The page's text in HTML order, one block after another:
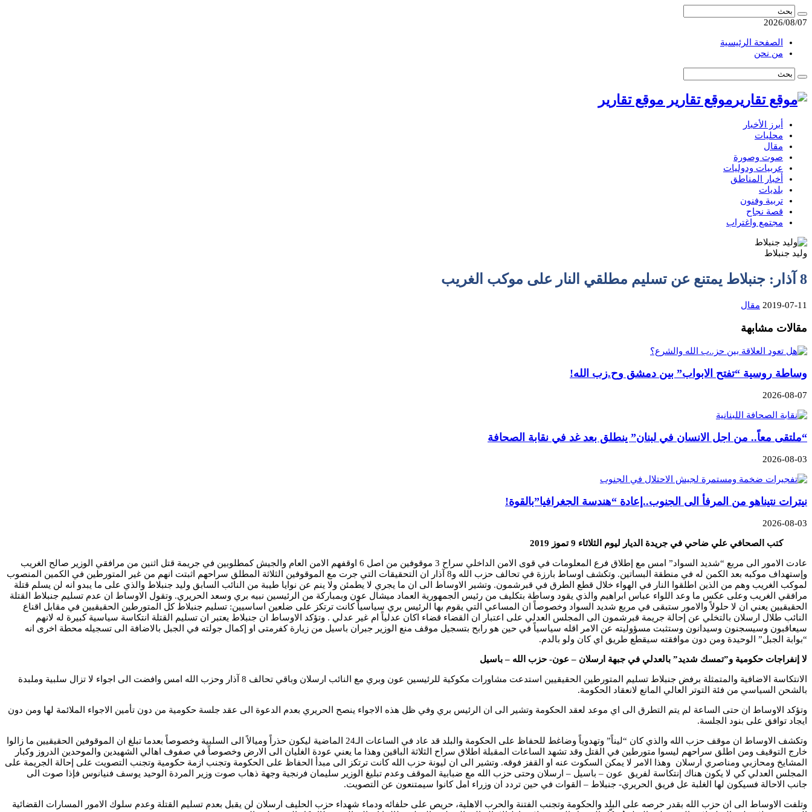
2026/08/07
الصفحة الرئيسية
من نحن
موقع تقارير موقع تقارير
أبرز الأخبار
محليات
مقال
صوت وصورة
عربيات ودوليات
أخبار المناطق
بلديات
تربية وفنون
قصة نجاح
مجتمع واغتراب
وليد جنبلاط
8 آذار: جنبلاط يمتنع عن تسليم مطلقي النار على موكب الغريب
2019-07-11 مقال
مقالات مشابهة
وساطة روسية “تفتح الابواب” بين دمشق وح.زب الله!
2026-08-07
“ملتقى معاً.. من اجل الانسان في لبنان” ينطلق بعد غد في نقابة الصحافة
2026-08-03
نيترات نتيناهو من المرفأ الى الجنوب..إعادة “هندسة الجغرافيا”بالقوة!
2026-08-03
كتب الصحافي علي ضاحي في جريدة الديار ليوم الثلاثاء 9 تموز 2019
عادت الامور الى مربع “شديد السواد” امس مع إطلاق فرع المعلومات في قوى الامن الداخلي سراح 3 موقوفين من اصل 6 اوقفهم الامن العام والجيش كمطلوبين في جريمة قتل اثنين من مرافقي الوزير صالح الغريب
وإستهداف موكبه بعد الكمن له في منطقة البساتين. وتكشف اوساط بارزة في تحالف حزب الله و8 آذار ان التحقيقات التي جرت مع الموقوفين الثلاثة المطلق سراحهم اثبتت انهم من غير المتورطين في الكمين المنصوب
لموكب الغريب وهم من الذين اطلقوا النار في الهواء خلال قطع الطرق في قبرشمون. وتشير الاوساط الى ان ما يجري لا يطمئن ولا ينم عن نوايا طيبة من النائب السابق وليد جنبلاط والذي على ما يبدو انه لن يسلم قتلة
مرافقي الغريب وعلى عكس ما وعد اللواء عباس ابراهيم والذي يقود وساطة بتكليف من رئيس الجمهورية العماد ميشال عون وبمباركة من الرئيسين نبيه بري وسعد الحريري. وتقول الاوساط ان عدم تسليم جنبلاط القتلة
الحقيقيين يعني ان لا حلولاً والامور ستبقى في مربع شديد السواد وخصوصاً ان المساعي التي يقوم بها الرئيس بري سياسياً كانت ترتكز على ضلعين اساسيين: تسليم جنبلاط كل المتورطين الحقيقيين في مقابل اقناع
النائب طلال ارسلان بالتخلي عن إحالة جريمة قبرشمون الى المجلس العدلي على اعتبار ان القضاء قضاء اكان عدلياً ام غير عدلي . وتؤكد الاوساط ان جنبلاط يعتبر ان تسليم القتلة انتكاسة سياسية كبيرة له لانهم
سيعاقبون وسيسجنون وسيدانون وستثبت مسؤوليته عن الامر اقله سياسياً في حين هو رابح بتسجيل موقف منع الوزير جبران باسيل من زيارة كفرمتى او إكمال جولته في الجبل بالاضافة الى تسجيله محطة اخرى انه
“بوابة الجبل” الوحيدة ومن دون موافقته سيقطع طريق اي كان ولو بالدم.
لا إنفراجات حكومية و”تمسك شديد” بالعدلي في جبهة ارسلان – عون- حزب الله – باسيل
الانتكاسة الاضافية والمتمثلة برفض جنبلاط تسليم المتورطين الحقيقيين استدعت مشاورات مكوكية للرئيسين عون وبري مع النائب ارسلان وباقي تحالف 8 آذار وحزب الله امس وافضت الى اجواء لا تزال سلبية وملبدة
بالشحن السياسي من فئة التوتر العالي المانع لانعقاد الحكومة.
وتؤكد الاوساط ان حتى الساعة لم يتم التطرق الى اي موعد لعقد الحكومة وتشير الى ان الرئيس بري وفي ظل هذه الاجواء ينصح الحريري بعدم الدعوة الى عقد جلسة حكومية من دون تأمين الاجواء الملائمة لها ومن دون
ايجاد توافق على بنود الجلسة.
وتكشف الاوساط ان موقف حزب الله والذي كان “ليناً” وتهدوياً وضاغط للحفاظ على الحكومة والبلد قد عاد في الساعات الـ24 الماضية ليكون حذراً وميالاً الى السلبية وخصوصاً بعدما تبلغ ان الموقوفين الحقيقيين ما زالوا
خارج التوقيف ومن اطلق سراحهم ليسوا متورطين في القتل وقد تشهد الساعات المقبلة اطلاق سراح الثلاثة الباقين وهذا ما يعني عودة الغليان الى الارض وخصوصاً في صفوف اهالي الشهيدين والموحدين الدروز وكبار
المشايخ ومحازبي ومناصري ارسلان وهذا الامر لا يمكن السكوت عنه او القفز فوقه. وتشير الى ان ليونة حزب الله كانت ترتكز الى مبدأ الحفاظ على الحكومة وتجنب ازمة حكومية وتجنب التصويت على إحالة الجريمة على
المجلس العدلي كي لا يكون هناك إنتكاسة لفريق عون – باسيل – ارسلان وحتى حزب الله مع ضبابية الموقف وعدم تبليغ الوزير سليمان فرنجية وجهة ذهاب صوت وزير المردة الوحيد يوسف فنيانوس فإذا صوت الى
جانب الاحالة فسيكون لها الغلبة عل فريق الحريري- جنبلاط – القوات في حين تردد ان وزراء امل كانوا سيمتنعون عن التصويت.
وتلفت الاوساط الى ان حزب الله بقدر حرصه على البلد والحكومة وتجنب الفتنة والحرب الاهلية، حريص على حلفائه ودماء شهداء حزب الحليف ارسلان لن يقبل بعدم تسليم القتلة وعدم سلوك الامور المسارات القضائية